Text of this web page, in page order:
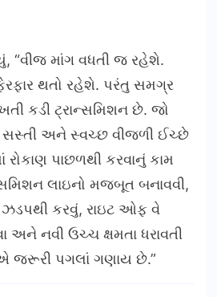
“વીજ માંગ વધતી જ રહેશે.
થતો રહેશે. પરંતુ સમગ્ર
કડી ટ્રાન્સમિશન છે. જો
સસ્તી અને સ્વચ્છ વીજળી ઈચ્છે
રોકાણ પાછળથી કરવાનું કામ
લાઇનો મજબૂત બનાવવી,
કરવું, રાઇટ ઓફ વે
અને નવી ઉચ્ચ ક્ષમતા ધરાવતી
એ જરૂરી પગલાં ગણાય છે.”